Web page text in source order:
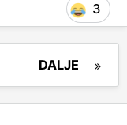
3
DALJE